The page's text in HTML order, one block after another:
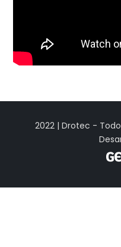
2022 | Drotec -